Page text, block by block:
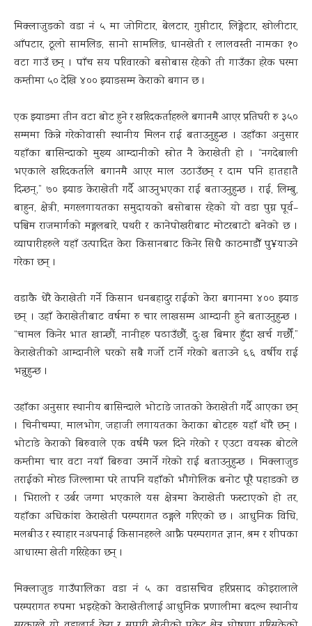
मिक्लाजुङको वडा नं ५ मा जोगिटार, बेलटार, गुप्तीटार, लिङ्गेटार, खोलीटार,
आँपटार, ठूलो सामलिङ, सानो सामलिङ, धानखेती र लालवस्ती नामका १०
वटा गाउँ छन् । पाँच सय परिवारको बसोबास रहेको ती गाउँका हरेक घरमा
कम्तीमा ५० देखि ४०० झ्याङसम्म केराको बगान छ ।
एक झ्याङमा तीन वटा बोट हुने र खरिदकर्ताहरुले बगानमै आएर प्रतिघरी रु ३५०
सम्ममा किन्ने गरेकोवासी स्थानीय मिलन राई बताउनुहुन्छ । उहाँका अनुसार
यहाँका बासिन्दाको मुख्य आम्दानीको स्रोत नै केराखेती हो । “नगदेबाली
भएकाले खरिदकर्ताले बगानमै आएर माल उठाउँछन् र दाम पनि हातहातै
दिन्छन्,” ७० झ्याङ केराखेती गर्दै आउनुभएका राई बताउनुहुन्छ । राई, लिम्बु,
बाहुन, क्षेत्री, मगरलगायतका समुदायको बसोबास रहेको यो वडा पुग्न पूर्व–
पश्चिम राजमार्गको मङ्गलबारे, पथरी र कानेपोखरीबाट मोटरबाटो बनेको छ ।
व्यापारीहरुले यहाँ उत्पादित केरा किसानबाट किनेर सिधै काठमाडौँ पु¥याउने
गरेका छन् ।
वडाकै धेरै केराखेती गर्ने किसान धनबहादुर राईको केरा बगानमा ४०० झ्याङ
छन् । उहाँ केराखेतीबाट वर्षमा रु चार लाखसम्म आम्दानी हुने बताउनुहुन्छ ।
“चामल किनेर भात खान्छौं, नानीहरु पढाउँछौं, दुःख बिमार हुँदा खर्च गर्छौं,”
केराखेतीको आम्दानीले घरको सबै गर्जो टार्ने गरेको बताउने ६६ वर्षीय राई
भन्नुहुन्छ ।
उहाँका अनुसार स्थानीय बासिन्दाले भोटाङे जातको केराखेती गर्दै आएका छन्
। चिनीचम्पा, मालभोग, जहाजी लगायतका केराका बोटहरु यहाँ थोरै छन् ।
भोटाङे केराको बिरुवाले एक वर्षमै फल दिने गरेको र एउटा वयस्क बोटले
कम्तीमा चार वटा नयाँ बिरुवा उमार्ने गरेको राई बताउनुहुन्छ । मिक्लाजुङ
तराईको मोरङ जिल्लामा परे तापनि यहाँको भौगोलिक बनोट पूरै पहाडको छ
। भिरालो र उर्बर जग्गा भएकाले यस क्षेत्रमा केराखेती फस्टाएको हो तर,
यहाँका अधिकांश केराखेती परम्परागत ढङ्गले गरिएको छ । आधुनिक विधि,
मलबीउ र स्याहार नअपनाई किसानहरुले आफ्नै परम्परागत ज्ञान, श्रम र शीपका
आधारमा खेती गरिरहेका छन् ।
मिक्लाजुङ गाउँपालिका वडा नं ५ का वडासचिव हरिप्रसाद कोइरालाले
परम्परागत रुपमा भइरहेको केराखेतीलाई आधुनिक प्रणालीमा बदल्न स्थानीय